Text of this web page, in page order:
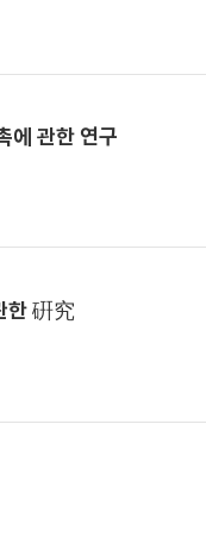
에 관한 연구
한 硏究